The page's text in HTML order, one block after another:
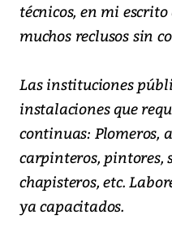
técnicos, en mi
muchos reclusos sin
Las instituciones
instalaciones que
continuas: Plomeros,
carpinteros, pintores,
chapisteros, etc.
ya capacitados.